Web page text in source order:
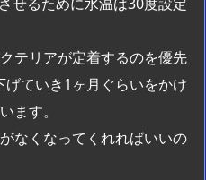
テリアが定着するのを優先
ていき1ヶ月ぐらいをかけ
ます。
なくなってくれればいいの